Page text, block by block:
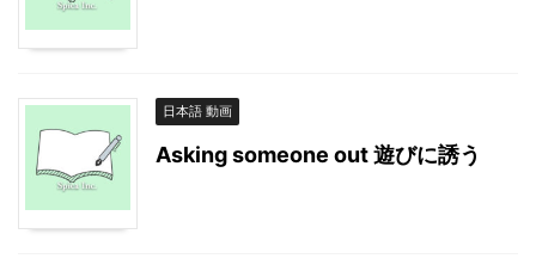
日本語 動画
Asking someone out 遊びに誘う